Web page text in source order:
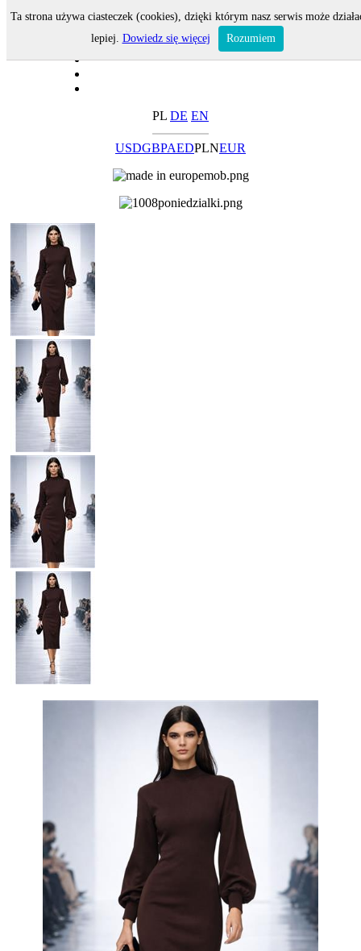
PL DE EN
USDGBPAEDPLNEUR
Ta strona używa ciasteczek (cookies), dzięki którym nasz serwis może
lepiej. Dowiedz się więcej Rozumiem